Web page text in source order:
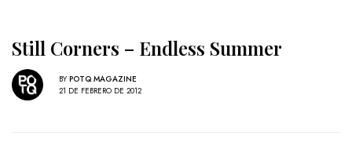
Still Corners – Endless Summer
BY POTQ MAGAZINE
21 DE FEBRERO DE 2012